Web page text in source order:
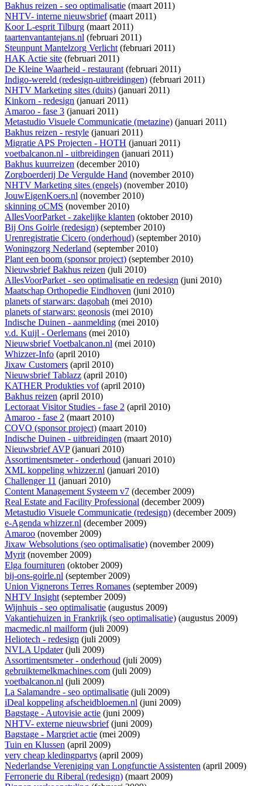
Bakhus reizen - seo optimalisatie (maart 2011)
NHTV- interne nieuwsbrief(maart 2011)
Koor L-esprit Tilburg (maart 2011)
taartenvantantejans.nl (februari 2011)
Steunpunt Mantelzorg Verlicht(februari 2011)
HAK Actie site (februari 2011)
De Kleine Waarheid - restaurant(februari 2011)
Indigo-wereld (redesign-uitbreidingen) (februari 2011)
NHTV Marketing sites (duits) (januari 2011)
Kinkorn - redesign (januari 2011)
Amaroo - fase 3 (januari 2011)
Metastudio Visuele Communicatie (metazine) (januari 2011)
Bakhus reizen - restyle (januari 2011)
Migratie APS Projecten - HOTH (januari 2011)
voetbalcanon.nl - uitbreidingen (januari 2011)
Bakhus kuurreizen (december 2010)
Zorgboerderij De Vergulde Hand (november 2010)
NHTV Marketing sites (engels) (november 2010)
JouwEigenKoers.nl (november 2010)
skinning oCMS (november 2010)
AllesVoorParket - zakelijke klanten (oktober 2010)
Bij Ons Goirle (redesign) (september 2010)
Urenregistratie Cicero (onderhoud) (september 2010)
Woningzorg Nederland (september 2010)
Plant een boom (sponsor project) (september 2010)
Nieuwsbrief Bakhus reizen (juli 2010)
AllesVoorParket - seo optimalisatie en redesign (juni 2010)
Maatschap Orthopedie Eindhoven (juni 2010)
planets of starwars: dagobah (mei 2010)
planets of starwars: geonosis (mei 2010)
Indische Duinen - aanmelding (mei 2010)
v.d. Kuijl - Oerlemans (mei 2010)
Nieuwsbrief Voetbalcanon.nl (mei 2010)
Whizzer-Info (april 2010)
Jixaw Customers (april 2010)
Nieuwsbrief Tablazz (april 2010)
KATHER Produkties vof(april 2010)
Bakhus reizen (april 2010)
Lectoraat Visitor Studies - fase 2 (april 2010)
Amaroo - fase 2 (maart 2010)
COVO (sponsor project) (maart 2010)
Indische Duinen - uitbreidingen (maart 2010)
Nieuwsbrief AVP(januari 2010)
Assortimentsmeter - onderhoud (januari 2010)
XML koppeling whizzer.nl (januari 2010)
Challenger 11 (januari 2010)
Content Management Systeem v7 (december 2009)
Real Estate and Facility Professional (december 2009)
Metastudio Visuele Communicatie (redesign) (december 2009)
e-Agenda whizzer.nl (december 2009)
Amaroo (november 2009)
Jixaw Websolutions (seo optimalisatie) (november 2009)
Myrit(november 2009)
Elga fournituren (oktober 2009)
bij-ons-goirle.nl (september 2009)
Union Vignerons Terres Romanes (september 2009)
NHTV Insight(september 2009)
Wijnhuis - seo optimalisatie (augustus 2009)
Vakantiehuizen in Frankrijk (seo optimalisatie) (augustus 2009)
macmedic.nl mailform (juli 2009)
Heliotech - redesign (juli 2009)
NVLA Updater(juli 2009)
Assortimentsmeter - onderhoud (juli 2009)
gebruiktemelkmachines.com (juli 2009)
voetbalcanon.nl (juli 2009)
La Salamandre - seo optimalisatie (juli 2009)
iDeal koppeling afscheidbloemen.nl (juni 2009)
Bagstage - Autovisie actie (juni 2009)
NHTV- externe nieuwsbrief(juni 2009)
Bagstage - Margriet actie (mei 2009)
Tuin en Klussen (april 2009)
very cheap kledingpartys (april 2009)
Nederlandse Vereniging van Longfunctie Assistenten (april 2009)
Ferronerie du Riberal (redesign) (maart 2009)